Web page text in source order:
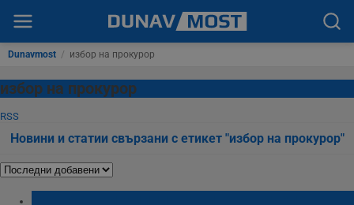
Dunavmost / избор на прокурор
избор на прокурор
RSS
Новини и статии свързани с етикет "избор на прокурор"